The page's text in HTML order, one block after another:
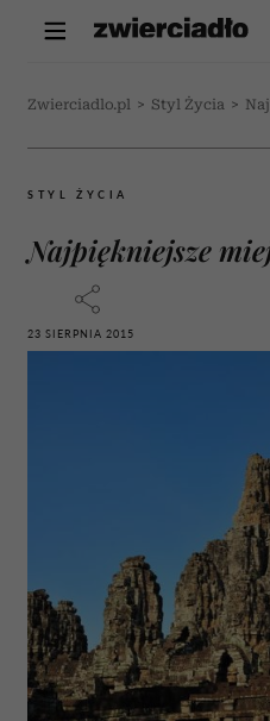
Zwierciadlo.pl > Styl Życia >
STYL ŻYCIA
Najpiękniejsze
23 SIERPNIA 2015